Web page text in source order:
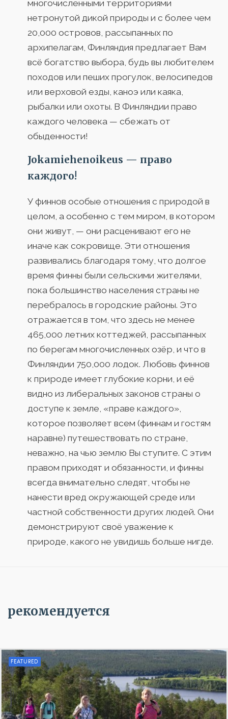
многочисленными территориями
нетронутой дикой природы и с более чем
20,000 островов, рассыпанных по
архипелагам, Финляндия предлагает Вам
всё богатство выбора, будь вы любителем
походов или пеших прогулок, велосипедов
или верховой езды, каноэ или каяка,
рыбалки или охоты. В Финляндии право
каждого человека — сбежать от
обыденности!
Jokamiehenoikeus — право
каждого!
У финнов особые отношения с природой в
целом, а особенно с тем миром, в котором
они живут, — они расценивают его не
иначе как сокровище. Эти отношения
развивались благодаря тому, что долгое
время финны были сельскими жителями,
пока большинство населения страны не
перебралось в городские районы. Это
отражается в том, что здесь не менее
465,000 летних коттеджей, рассыпанных
по берегам многочисленных озёр, и что в
Финляндии 750,000 лодок. Любовь финнов
к природе имеет глубокие корни, и её
видно из либеральных законов страны о
доступе к земле, «праве каждого»,
которое позволяет всем (финнам и гостям
наравне) путешествовать по стране,
неважно, на чью землю Вы ступите. С этим
правом приходят и обязанности, и финны
всегда внимательно следят, чтобы не
нанести вред окружающей среде или
частной собственности других людей. Они
демонстрируют своё уважение к
природе, какого не увидишь больше нигде.
рекомендуется
FEATURED